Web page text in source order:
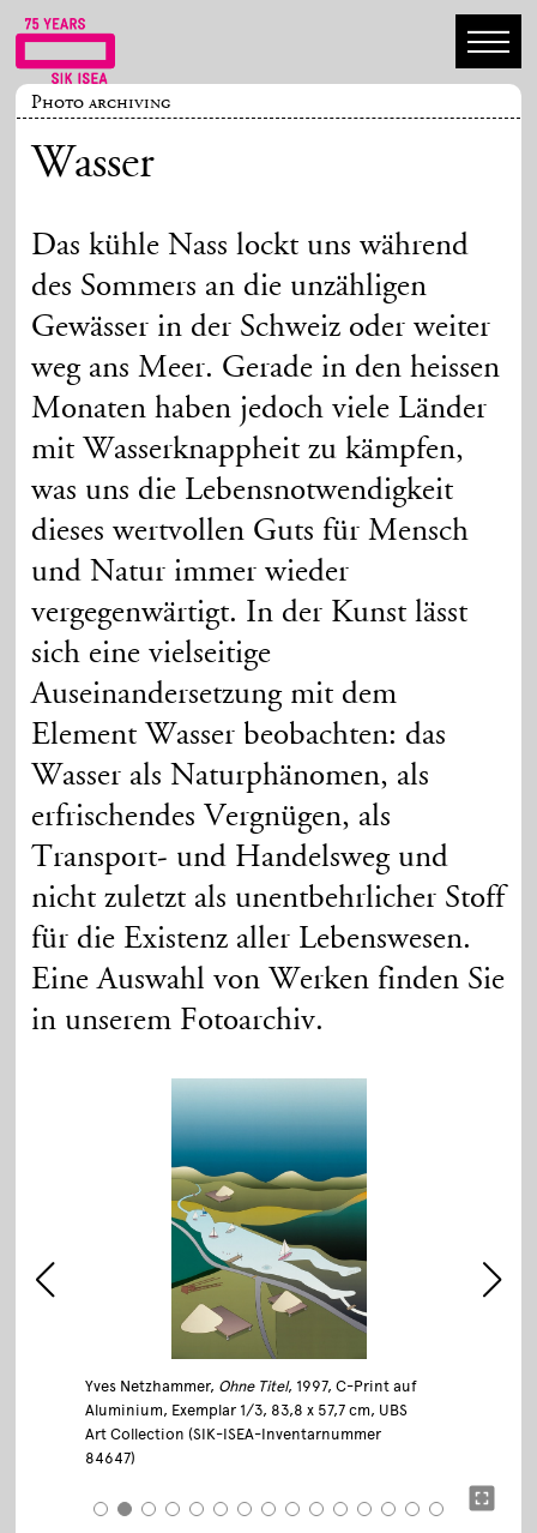
Photo archiving
Wasser
Das kühle Nass lockt uns während
des Sommers an die unzähligen
Gewässer in der Schweiz oder weiter
weg ans Meer. Gerade in den heissen
Monaten haben jedoch viele Länder
mit Wasserknappheit zu kämpfen,
was uns die Lebensnotwendigkeit
dieses wertvollen Guts für Mensch
und Natur immer wieder
vergegenwärtigt. In der Kunst lässt
sich eine vielseitige
Auseinandersetzung mit dem
Element Wasser beobachten: das
Wasser als Naturphänomen, als
erfrischendes Vergnügen, als
Transport- und Handelsweg und
nicht zuletzt als unentbehrlicher Stoff
für die Existenz aller Lebenswesen.
Eine Auswahl von Werken finden Sie
in unserem Fotoarchiv.
Yves Netzhammer, Ohne Titel, 1997, C-Print auf
Aluminium, Exemplar 1/3, 83,8 x 57,7 cm, UBS
Art Collection (SIK-ISEA-Inventarnummer
84647)